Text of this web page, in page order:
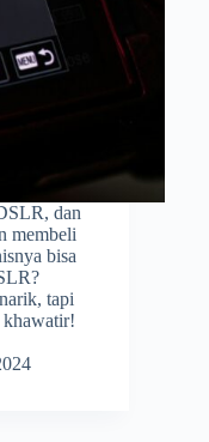
dan
membeli
bisa
tapi
khawatir!